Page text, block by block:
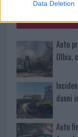
Data Deletion
o
k
Auto
Olbia,
danni
Auto